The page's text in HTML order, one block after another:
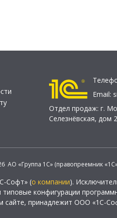
Email:
Отдел продаж: г.
Селезнёвская, дом
АО «Группа 1С» (правопреемник
Софт» (о компании).
типовые конфигурации
сайте, принадлежит ООО «1С-